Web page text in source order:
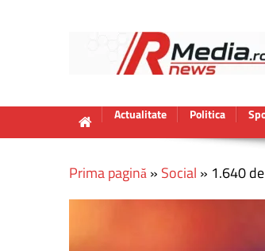
Actualitate Politica
Prima pagină» Social » 1.640